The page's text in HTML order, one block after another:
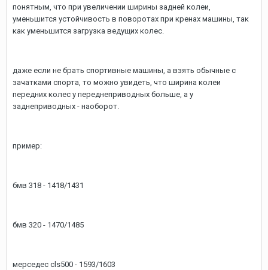
понятным, что при увеличении ширины задней колеи,
уменьшится устойчивость в поворотах при кренах машины, так
как уменьшится загрузка ведущих колес.
даже если не брать спортивные машины, а взять обычные с
зачатками спорта, то можно увидеть, что ширина колеи
передних колес у переднеприводных больше, а у
заднеприводных - наоборот.
пример:
бмв 318 - 1418/1431
бмв 320 - 1470/1485
мерседес cls500 - 1593/1603